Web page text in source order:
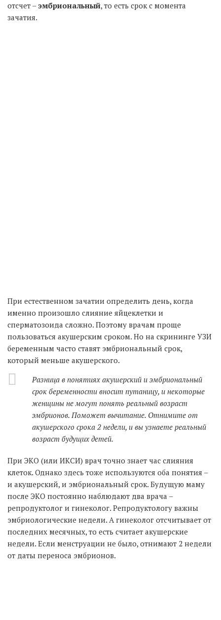
отсчет –эмбриональный, то есть срок с момента
зачатия.
При естественном зачатии определить день, когда
именно произошло слияние яйцеклетки и
сперматозоида сложно. Поэтому врачам проще
пользоваться акушерским сроком. Но на скрининге УЗИ
беременным часто ставят эмбриональный срок,
который меньше акушерского.
Разница в понятиях акушерский и эмбриональный
срок беременности вносит путаницу, и некоторые
женщины не могут понять реальный возраст
эмбрионов. Поможет вычитание. Отнимите от
акушерского срока 2 недели, и вы узнаете реальный
возраст будущих детей.
При ЭКО (или ИКСИ) врач точно знает час слияния
клеток. Однако здесь тоже используются оба понятия –
и акушерский, и эмбриональный срок. Будущую маму
после ЭКО постоянно наблюдают два врача –
репродуктолог и гинеколог. Репродуктологу важны
эмбриологические недели. А гинеколог отсчитывает от
последних месячных, то есть считает акушерские
недели. Если менструации не было, отнимают 2 недели
от даты переноса эмбрионов.